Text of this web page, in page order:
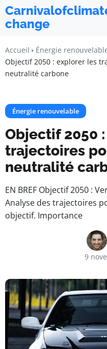
change
Accueil
Énergie
Objectif 2050 : explorer les
neutralité carbone
Énergie renouvelable
Objectif 2050
trajectoires
neutralité
EN BREF Objectif 2050 :
Analyse des trajectoires
objectif. Importance
9